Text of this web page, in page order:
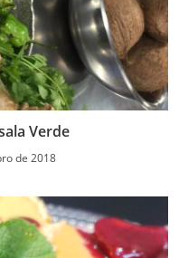
Verde
de 2018